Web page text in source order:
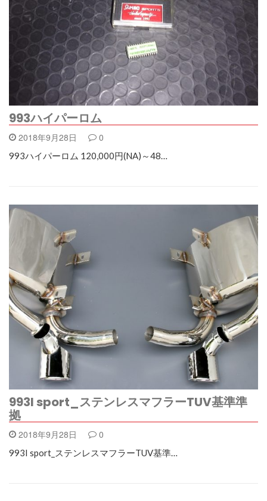
993ハイパーロム
2018年9月28日 0
993ハイパーロム 120,000円(NA)～48…
993I sport_ステンレスマフラーTUV基準準
拠
2018年9月28日 0
993I sport_ステンレスマフラーTUV基準…